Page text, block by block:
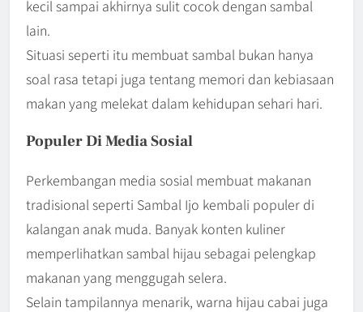
kecil sampai akhirnya sulit cocok dengan sambal
lain.
Situasi seperti itu membuat sambal bukan hanya
soal rasa tetapi juga tentang memori dan kebiasaan
makan yang melekat dalam kehidupan sehari hari.
Populer Di Media Sosial
Perkembangan media sosial membuat makanan
tradisional seperti Sambal Ijo kembali populer di
kalangan anak muda. Banyak konten kuliner
memperlihatkan sambal hijau sebagai pelengkap
makanan yang menggugah selera.
Selain tampilannya menarik, warna hijau cabai juga